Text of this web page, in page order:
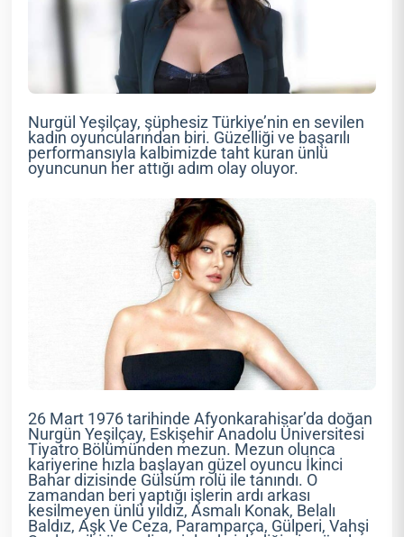
Nurgül Yeşilçay, şüphesiz Türkiye’nin en sevilen
kadın oyuncularından biri. Güzelliği ve başarılı
performansıyla kalbimizde taht kuran ünlü
oyuncunun her attığı adım olay oluyor.
26 Mart 1976 tarihinde Afyonkarahisar’da doğan
Nurgün Yeşilçay, Eskişehir Anadolu Üniversitesi
Tiyatro Bölümünden mezun. Mezun olunca
kariyerine hızla başlayan güzel oyuncu İkinci
Bahar dizisinde Gülsüm rolü ile tanındı. O
zamandan beri yaptığı işlerin ardı arkası
kesilmeyen ünlü yıldız, Asmalı Konak, Belalı
Baldız, Aşk Ve Ceza, Paramparça, Gülperi, Vahşi